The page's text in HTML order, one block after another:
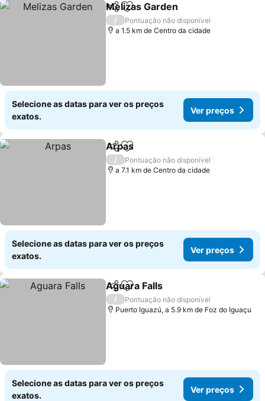
PartilharAdicionar aos favoritos
Melizas Garden
/
Pontuação não disponível
a 1.5 km de Centro da cidade
Selecione as datas para ver os preços
exatos.
Ver preços
PartilharAdicionar aos favoritos
Arpas
/
Pontuação não disponível
a 7.1 km de Centro da cidade
Selecione as datas para ver os preços
exatos.
Ver preços
PartilharAdicionar aos favoritos
Aguara Falls
/
Pontuação não disponível
Puerto Iguazú, a 5.9 km de Foz do Iguaçu
Selecione as datas para ver os preços
exatos.
Ver preços